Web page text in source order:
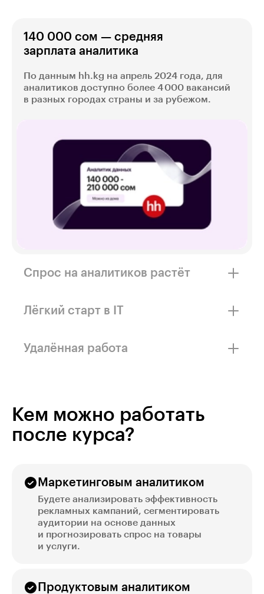
140 000 сом — средняя
зарплата аналитика
По данным hh.kg на апрель 2024 года, для
аналитиков доступно более 4 000 вакансий
в разных городах страны и за рубежом.
Спрос на аналитиков растёт
на аналитиков в 2023 году вырос на 108%.
Лёгкий старт в IT
образование и навыки программирования.
Удалённая работа
Кем можно работать
после курса?
Маркетинговым аналитиком
Будете анализировать эффективность
рекламных кампаний, сегментировать
аудитории на основе данных
и прогнозировать спрос на товары
и услуги.
Продуктовым аналитиком